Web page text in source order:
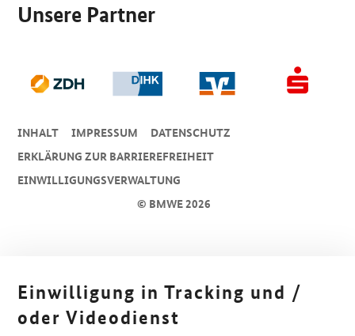
Unsere Partner
© BMWE 2026
INHALT IMPRESSUM
DA­TEN­SCHUTZ
ERKLÄRUNG ZUR BARRIEREFREIHEIT
EINWILLIGUNGSVERWALTUNG
Einwilligung in Tracking und /
oder Videodienst